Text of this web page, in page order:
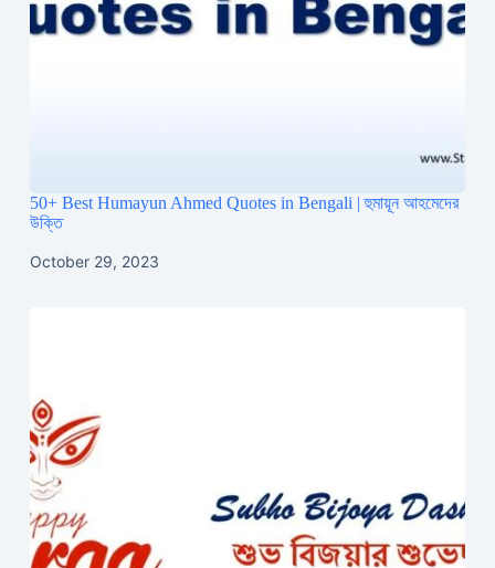
50+ Best Humayun Ahmed Quotes in Bengali | হুমায়ূন আহমেদের
উক্তি
October 29, 2023